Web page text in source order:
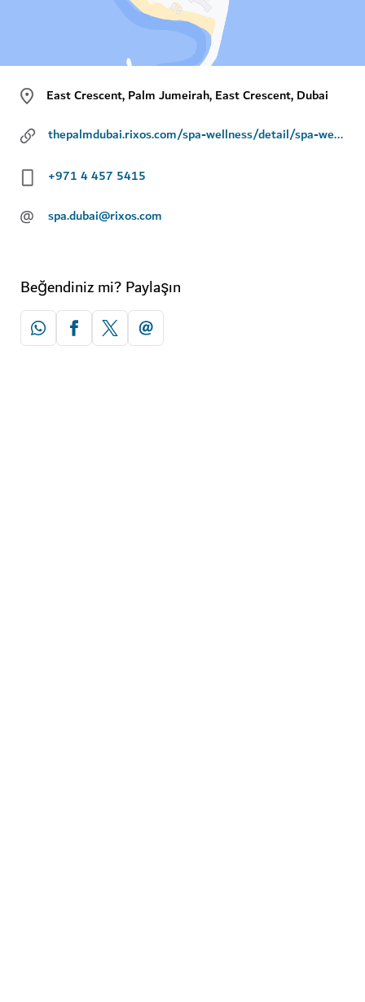
East Crescent, Palm Jumeirah, East Crescent, Dubai
thepalmdubai.rixos.com/spa-wellness/detail/spa-wellness/84/63/0
+971 4 457 5415
@ spa.dubai@rixos.com
Beğendiniz mi? Paylaşın